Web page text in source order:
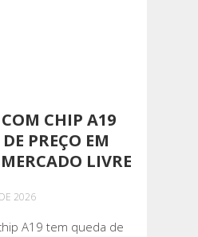
CHIP A19
PREÇO EM
LIVRE
2026
A19 tem queda de